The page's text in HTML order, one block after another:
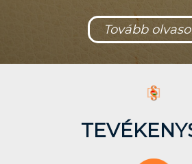
Tovább